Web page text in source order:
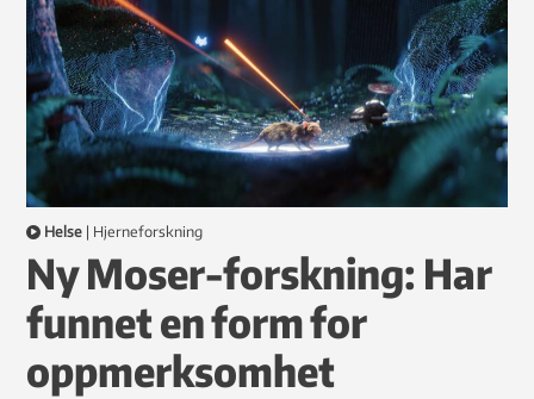
Helse | hjerneforskning
Ny Moser-forskning: Har
funnet en form for
oppmerksomhet